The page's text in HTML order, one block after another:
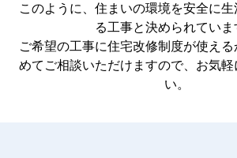
このように、住まいの環境を安全に
る工事と決められていま
ご希望の工事に住宅改修制度が使え
めてご相談いただけますので、お気軽
い。